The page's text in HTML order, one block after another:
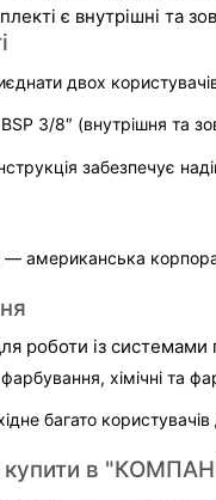
є внутрішні та
двох
3/8″ (внутрішня та
забезпечує
— американська
роботи із системами
хімічні та
багато
в